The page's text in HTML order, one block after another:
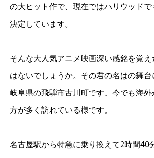
の大ヒット作で、現在ではハリウッド
決定しています。
そんな大人気アニメ映画深い感銘を覚
はないでしょうか。その君の名はの舞台
岐阜県の飛騨市古川町です。今でも海
方が多く訪れている様です。
名古屋駅から特急に乗り換えて2時間40